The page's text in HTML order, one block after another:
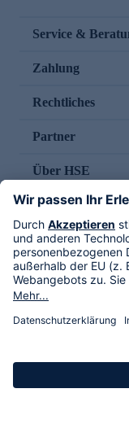
Service &
Zahlung
Rechtliches
Partner
Über HSE
Im TV
HSE